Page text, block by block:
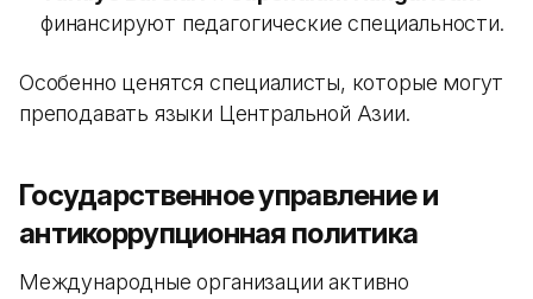
финансируют педагогические специальности.
Особенно ценятся специалисты, которые могут
преподавать языки Центральной Азии.
Государственное управление и
антикоррупционная политика
Международные организации активно